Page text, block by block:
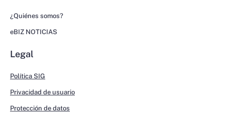
¿Quiénes somos?
eBIZ NOTICIAS
Legal
Política SIG
Privacidad de usuario
Protección de datos